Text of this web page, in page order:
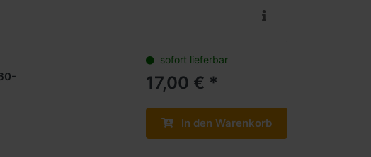
sofort lieferbar
17,00 € *
In den Warenkorb